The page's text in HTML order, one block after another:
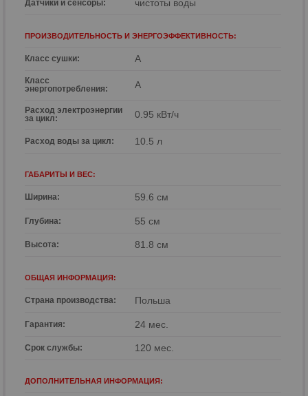
Датчики и сенсоры: чистоты воды
ПРОИЗВОДИТЕЛЬНОСТЬ И ЭНЕРГОЭФФЕКТИВНОСТЬ:
Класс сушки: A
Класс
энергопотребления:
A
Расход электроэнергии
за цикл:
0.95 кВт/ч
Расход воды за цикл: 10.5 л
ГАБАРИТЫ И ВЕС:
Ширина: 59.6 см
Глубина: 55 см
Высота: 81.8 см
ОБЩАЯ ИНФОРМАЦИЯ:
Страна производства: Польша
Гарантия: 24 мес.
Срок службы: 120 мес.
ДОПОЛНИТЕЛЬНАЯ ИНФОРМАЦИЯ: